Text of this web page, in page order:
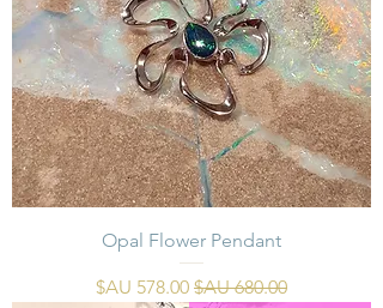
Opal Flower Pendant
سعر عادي
سعر البيع